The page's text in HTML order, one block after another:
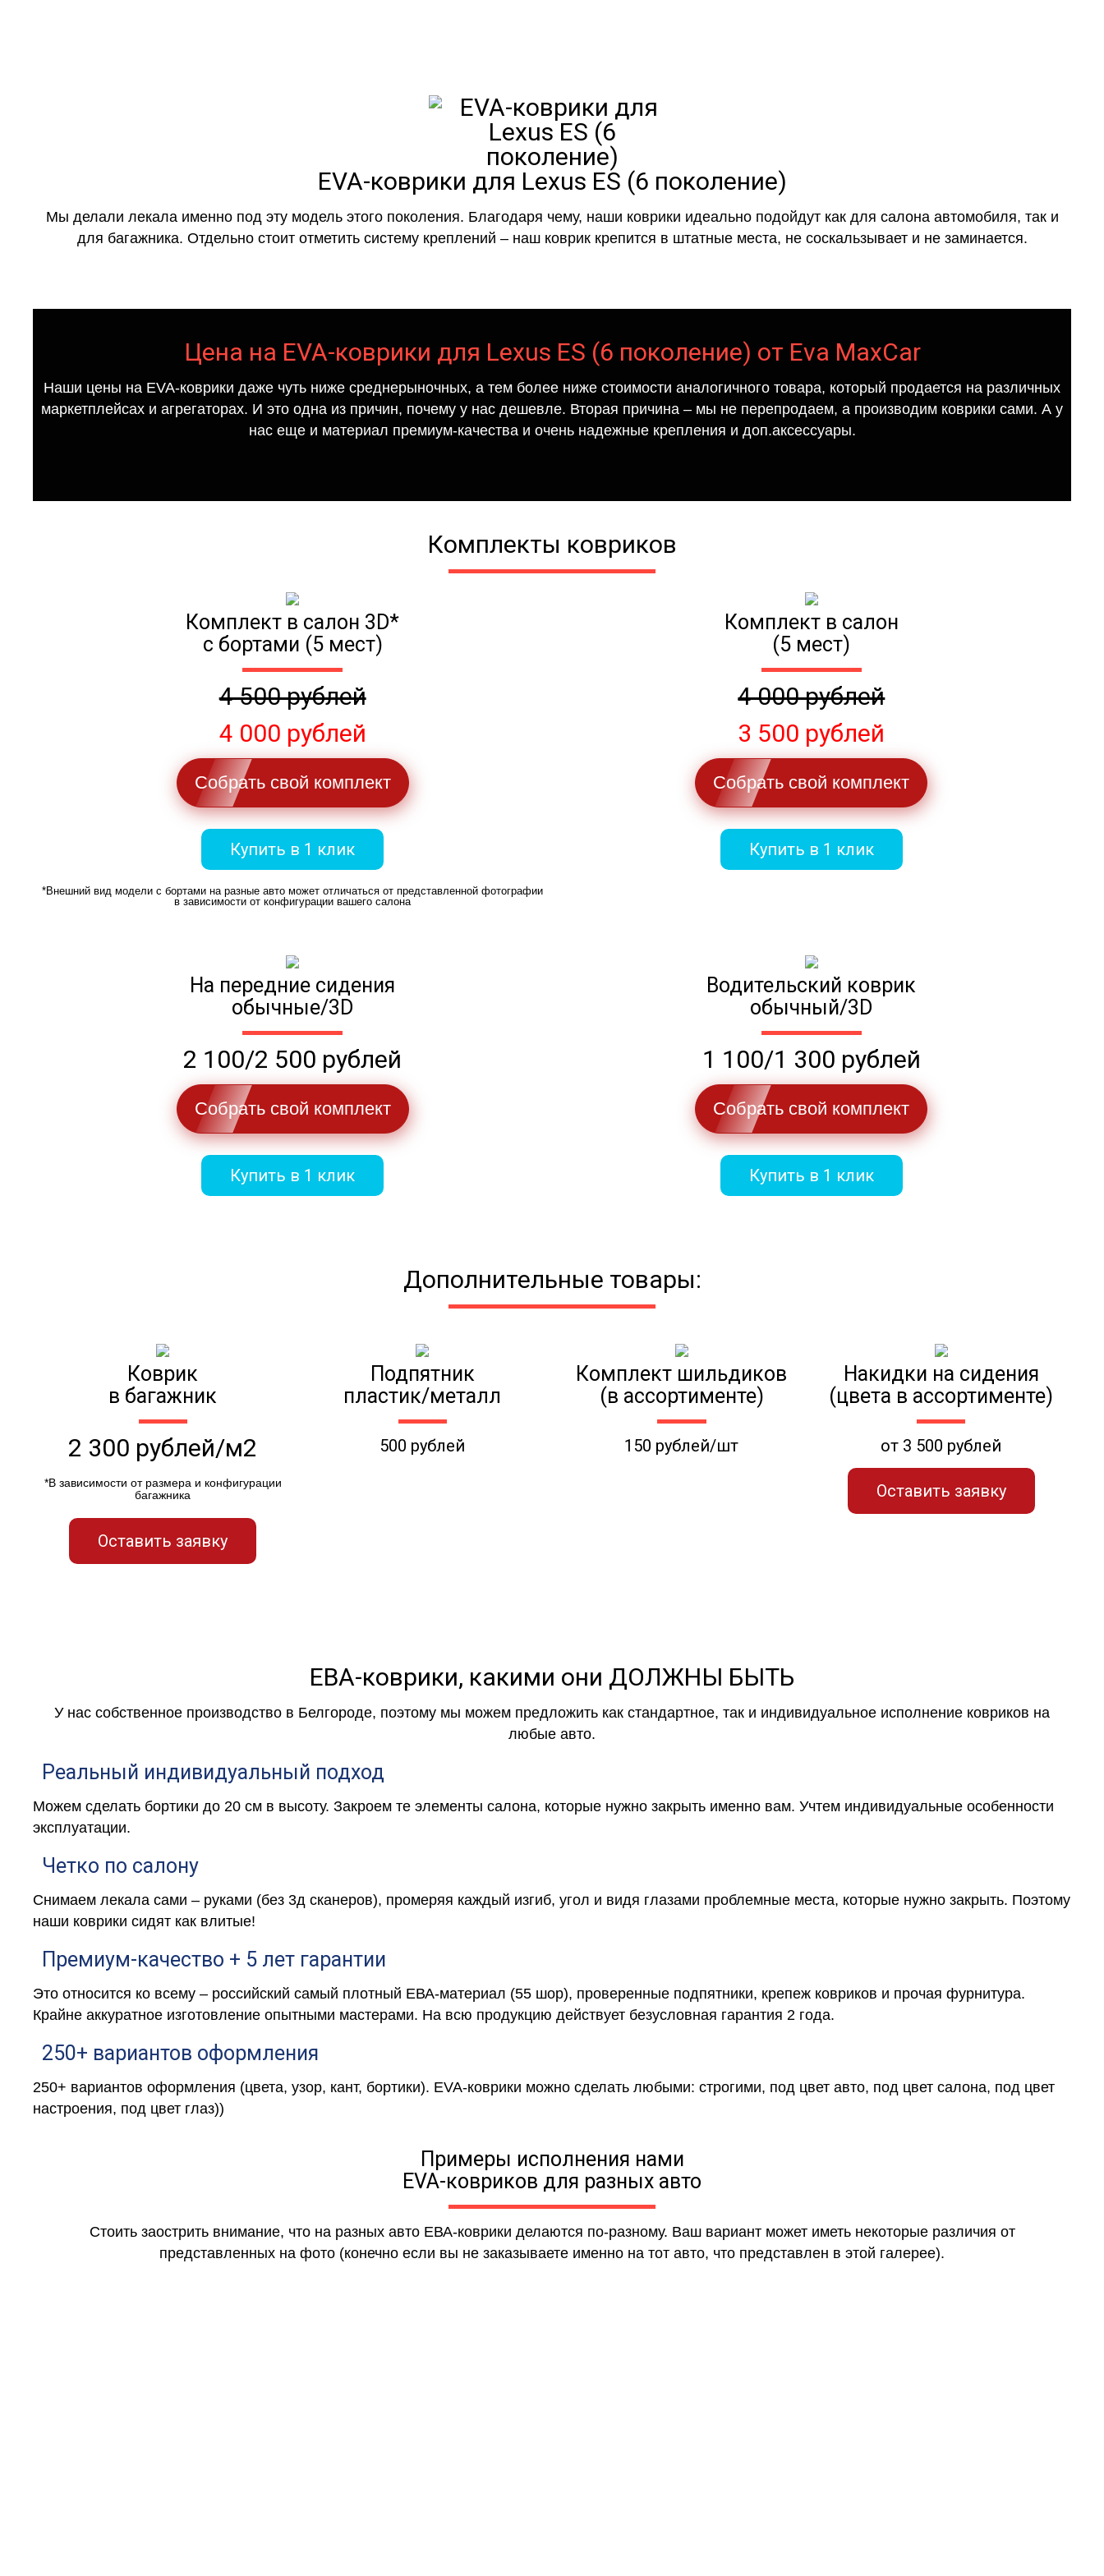
EVA-коврики для Lexus ES (6 поколение)
Мы делали лекала именно под эту модель этого поколения. Благодаря чему, наши коврики идеально подойдут как для салона автомобиля, так и
для багажника. Отдельно стоит отметить систему креплений – наш коврик крепится в штатные места, не соскальзывает и не заминается.
Цена на EVA-коврики для Lexus ES (6 поколение) от Eva MaxCar
Наши цены на EVA-коврики даже чуть ниже среднерыночных, а тем более ниже стоимости аналогичного товара, который продается на различных
маркетплейсах и агрегаторах. И это одна из причин, почему у нас дешевле. Вторая причина – мы не перепродаем, а производим коврики сами. А у
нас еще и материал премиум-качества и очень надежные крепления и доп.аксессуары.
Комплекты ковриков
Комплект в салон 3D*
с бортами (5 мест)
4 500 рублей
4 000 рублей
Собрать свой комплект
Купить в 1 клик
*Внешний вид модели с бортами на разные авто может отличаться от представленной фотографии
в зависимости от конфигурации вашего салона
Комплект в салон
(5 мест)
4 000 рублей
3 500 рублей
Собрать свой комплект
Купить в 1 клик
На передние сидения
обычные/3D
2 100/2 500 рублей
Собрать свой комплект
Купить в 1 клик
Водительский коврик
обычный/3D
1 100/1 300 рублей
Собрать свой комплект
Купить в 1 клик
Дополнительные товары:
Коврик
в багажник
2 300 рублей/м2
*В зависимости от размера и конфигурации
багажника
Оставить заявку
Подпятник
пластик/металл
500 рублей
Комплект шильдиков
(в ассортименте)
150 рублей/шт
Накидки на сидения
(цвета в ассортименте)
от 3 500 рублей
Оставить заявку
ЕВА-коврики, какими они ДОЛЖНЫ БЫТЬ
У нас собственное производство в Белгороде, поэтому мы можем предложить как стандартное, так и индивидуальное исполнение ковриков на
любые авто.
Реальный индивидуальный подход
Можем сделать бортики до 20 см в высоту. Закроем те элементы салона, которые нужно закрыть именно вам. Учтем индивидуальные особенности
эксплуатации.
Четко по салону
Снимаем лекала сами – руками (без 3д сканеров), промеряя каждый изгиб, угол и видя глазами проблемные места, которые нужно закрыть. Поэтому
наши коврики сидят как влитые!
Премиум-качество + 5 лет гарантии
Это относится ко всему – российский самый плотный ЕВА-материал (55 шор), проверенные подпятники, крепеж ковриков и прочая фурнитура.
Крайне аккуратное изготовление опытными мастерами. На всю продукцию действует безусловная гарантия 2 года.
250+ вариантов оформления
250+ вариантов оформления (цвета, узор, кант, бортики). EVA-коврики можно сделать любыми: строгими, под цвет авто, под цвет салона, под цвет
настроения, под цвет глаз))
Примеры исполнения нами
EVA-ковриков для разных авто
Стоить заострить внимание, что на разных авто ЕВА-коврики делаются по-разному. Ваш вариант может иметь некоторые различия от
представленных на фото (конечно если вы не заказываете именно на тот авто, что представлен в этой галерее).